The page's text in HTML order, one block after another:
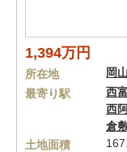
1,394万円
所在地 岡
最寄り駅
西
西
倉
土地面積